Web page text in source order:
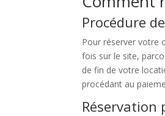
Procédure
Pour réserver votre
fois sur le site,
de fin de votre
procédant au
Réservation